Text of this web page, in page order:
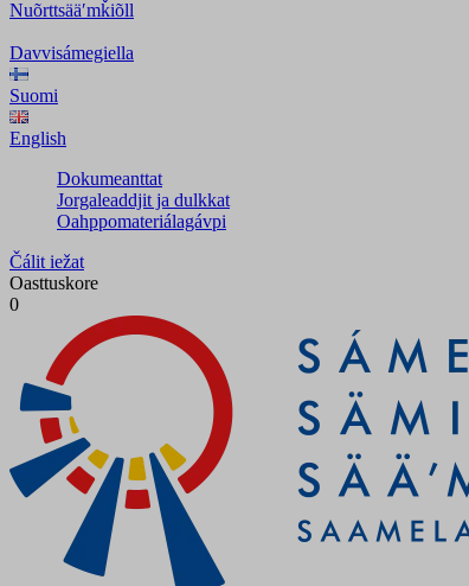
Nuõrttsääʹmǩiõll
Davvisámegiella
Suomi
English
Dokumeanttat
Jorgaleaddjit ja dulkkat
Oahppomateriálagávpi
Čálit iežat
Oasttuskore
0